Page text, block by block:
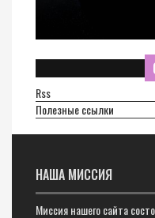
Rss
Полезные ссылки
НАША МИССИЯ
Миссия нашего сайта